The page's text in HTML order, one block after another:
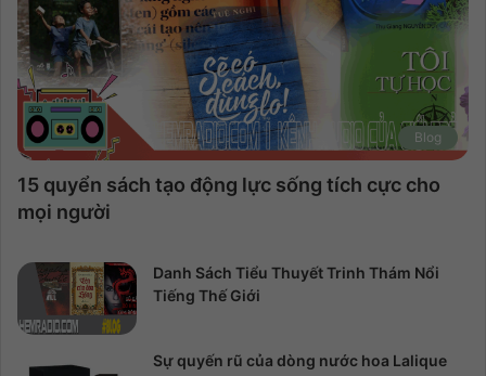
Blog
15 quyển sách tạo động lực sống tích cực cho
mọi người
Danh Sách Tiểu Thuyết Trinh Thám Nổi
Tiếng Thế Giới
Sự quyến rũ của dòng nước hoa Lalique